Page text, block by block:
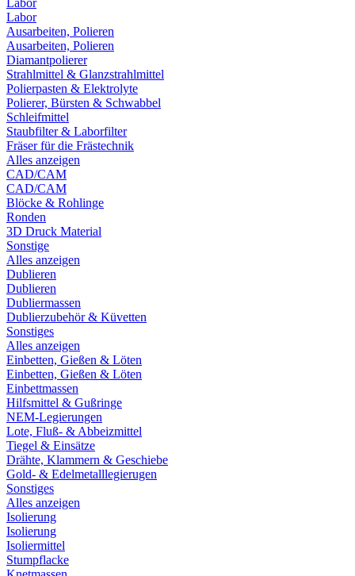
Labor
Labor
Ausarbeiten, Polieren
Ausarbeiten, Polieren
Diamantpolierer
Strahlmittel & Glanzstrahlmittel
Polierpasten & Elektrolyte
Polierer, Bürsten & Schwabbel
Schleifmittel
Staubfilter & Laborfilter
Fräser für die Frästechnik
Alles anzeigen
CAD/CAM
CAD/CAM
Blöcke & Rohlinge
Ronden
3D Druck Material
Sonstige
Alles anzeigen
Dublieren
Dublieren
Dubliermassen
Dublierzubehör & Küvetten
Sonstiges
Alles anzeigen
Einbetten, Gießen & Löten
Einbetten, Gießen & Löten
Einbettmassen
Hilfsmittel & Gußringe
NEM-Legierungen
Lote, Fluß- & Abbeizmittel
Tiegel & Einsätze
Drähte, Klammern & Geschiebe
Gold- & Edelmetalllegierugen
Sonstiges
Alles anzeigen
Isolierung
Isolierung
Isoliermittel
Stumpflacke